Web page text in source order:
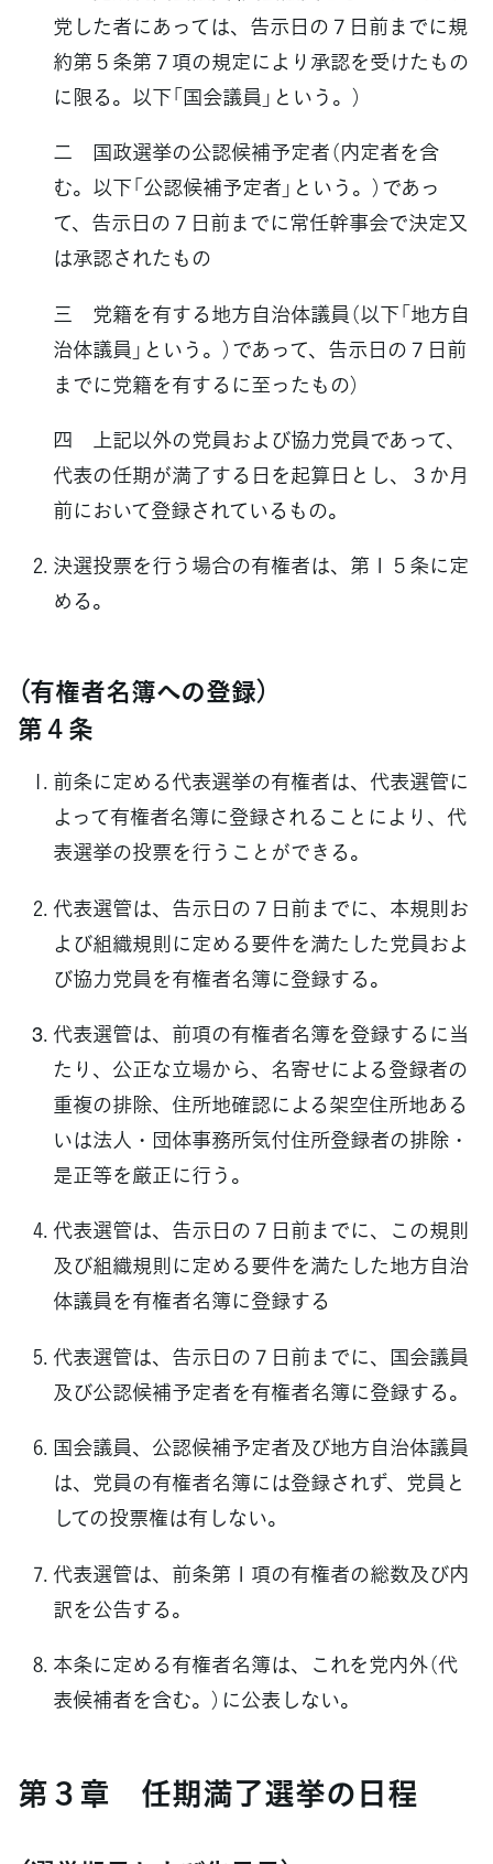
党した者にあっては、告示日の７日前までに規
約第５条第７項の規定により承認を受けたもの
に限る。以下「国会議員」という。）
二 国政選挙の公認候補予定者（内定者を含
む。以下「公認候補予定者」という。）であっ
て、告示日の７日前までに常任幹事会で決定又
は承認されたもの
三 党籍を有する地方自治体議員（以下「地方自
治体議員」という。）であって、告示日の７日前
までに党籍を有するに至ったもの）
四 上記以外の党員および協力党員であって、
代表の任期が満了する日を起算日とし、３か月
前において登録されているもの。
決選投票を行う場合の有権者は、第１５条に定
める。
（有権者名簿への登録）
第４条
前条に定める代表選挙の有権者は、代表選管に
よって有権者名簿に登録されることにより、代
表選挙の投票を行うことができる。
代表選管は、告示日の７日前までに、本規則お
よび組織規則に定める要件を満たした党員およ
び協力党員を有権者名簿に登録する。
代表選管は、前項の有権者名簿を登録するに当
たり、公正な立場から、名寄せによる登録者の
重複の排除、住所地確認による架空住所地ある
いは法人・団体事務所気付住所登録者の排除・
是正等を厳正に行う。
代表選管は、告示日の７日前までに、この規則
及び組織規則に定める要件を満たした地方自治
体議員を有権者名簿に登録する
代表選管は、告示日の７日前までに、国会議員
及び公認候補予定者を有権者名簿に登録する。
国会議員、公認候補予定者及び地方自治体議員
は、党員の有権者名簿には登録されず、党員と
しての投票権は有しない。
代表選管は、前条第１項の有権者の総数及び内
訳を公告する。
本条に定める有権者名簿は、これを党内外（代
表候補者を含む。）に公表しない。
第３章 任期満了選挙の日程